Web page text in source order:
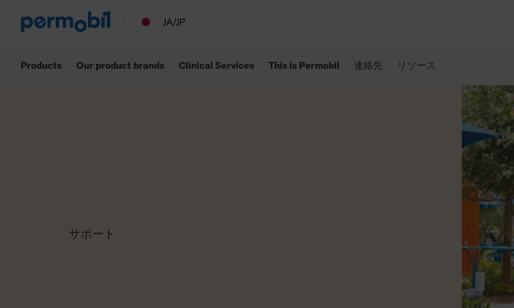
JA/JP
Products Our product brands Clinical Services This is Permobil 連絡先 リソース
サポート